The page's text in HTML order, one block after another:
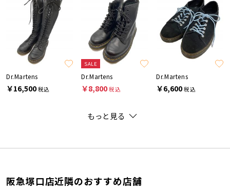
Dr.Martens
￥16,500税込
SALE
Dr.Martens
￥8,800税込
Dr.Martens
￥6,600税込
もっと見る
阪急塚口店近隣のおすすめ店舗